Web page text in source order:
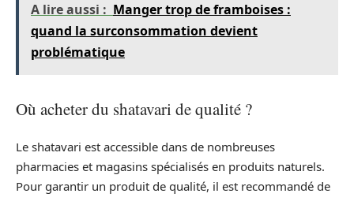
A lire aussi : Manger trop de framboises :
quand la surconsommation devient
problématique
Où acheter du shatavari de qualité ?
Le shatavari est accessible dans de nombreuses
pharmacies et magasins spécialisés en produits naturels.
Pour garantir un produit de qualité, il est recommandé de